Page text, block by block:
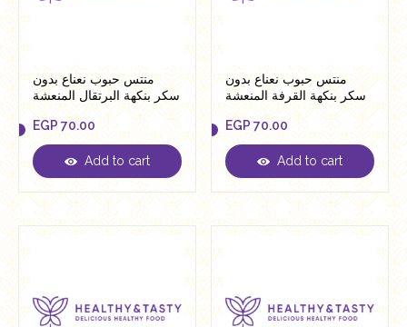
منتس حبوب نعناع بدون
سكر بنكهة البرتقال المنعشة
من سويت اند سليم
EGP 70.00
EGP 70.00
Add to cart
منتس حبوب نعناع بدون
سكر بنكهة القرفة المنعشة
من سويت اند سليم
EGP 70.00
EGP 70.00
Add to cart